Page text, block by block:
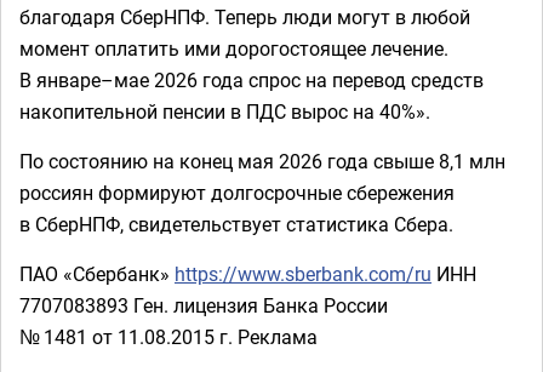
благодаря СберНПФ. Теперь люди могут в любой
момент оплатить ими дорогостоящее лечение.
В январе–мае 2026 года спрос на перевод средств
накопительной пенсии в ПДС вырос на 40%».
По состоянию на конец мая 2026 года свыше 8,1 млн
россиян формируют долгосрочные сбережения
в СберНПФ, свидетельствует статистика Сбера.
ПАО «Сбербанк» https://www.sberbank.com/ru ИНН
7707083893 Ген. лицензия Банка России
№ 1481 от 11.08.2015 г. Реклама